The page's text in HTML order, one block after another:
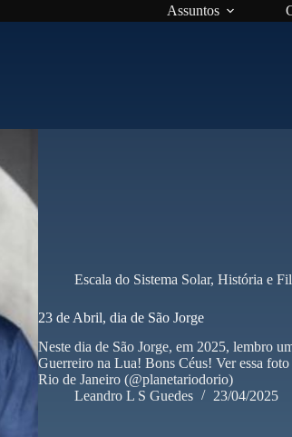
Assuntos
Escala do Sistema Solar, História e
23 de Abril, dia de São Jorge
Neste dia de São Jorge, em 2025, lembro
Guerreiro na Lua! Bons Céus! Ver essa
Rio de Janeiro (@planetariodorio)
Leandro L S Guedes
23/04/2025